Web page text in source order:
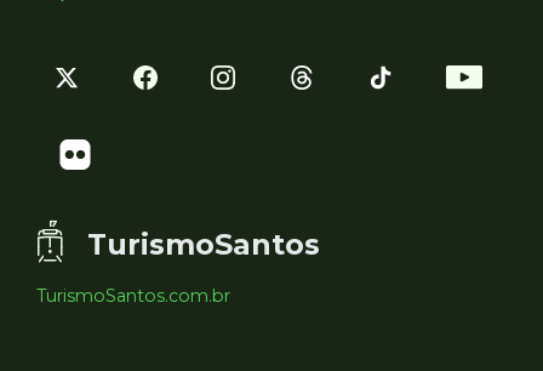
TurismoSantos
TurismoSantos.com.br